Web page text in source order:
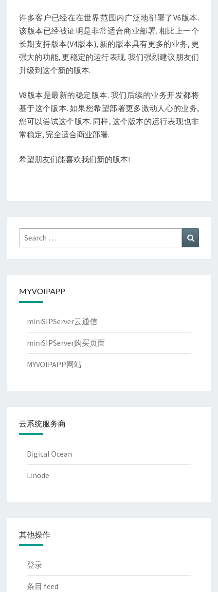
本
以
及
稳
本
许多客户已经在在世界范围内广泛地部署了V6版本.
该版本已经被证明是非常适合商业部署. 相比上一个
长期支持版本(V4版本), 新的版本具有更多的业务, 更
强大的功能, 更稳定的运行表现. 我们强烈建议朋友们
升级到这个新的版本.
V8版本是最新的稳定版本. 我们后续的业务开发都将
基于这个版本. 如果您希望部署更多激动人心的业务,
您可以尝试这个版本. 同样, 这个版本的运行表现也非
常稳定, 完全适合商业部署.
希望朋友们能喜欢我们新的版本!
Search
for:
MYVOIPAPP
miniSIPServer云通信
miniSIPServer购买页面
MYVOIPAPP网站
云系统服务商
Digital Ocean
Linode
其他操作
登录
条目 feed